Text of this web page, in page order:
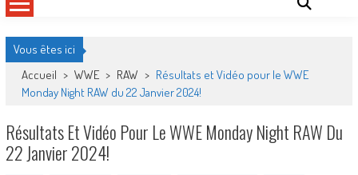
Vous êtes ici
Accueil > WWE > RAW > Résultats et Vidéo pour le WWE
Monday Night RAW du 22 Janvier 2024!
Résultats Et Vidéo Pour Le WWE Monday Night RAW Du
22 Janvier 2024!